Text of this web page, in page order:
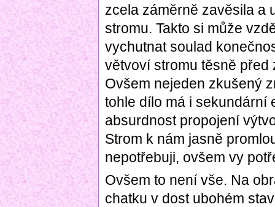
zcela záměrně zavěsila a
stromu. Takto si může
vychutnat soulad
větvoví stromu těsně
Ovšem nejeden zkušený
tohle dílo má i sekundární
absurdnost propojení
Strom k nám jasně
nepotřebuji, ovšem vy
Ovšem to není vše. Na
chatku v dost ubohém